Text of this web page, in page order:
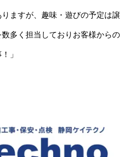
ますが、趣味・遊びの予定は譲
多く担当しておりお客様からの